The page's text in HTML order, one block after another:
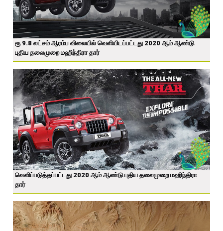
ரூ 9.8 லட்சம் ஆரம்ப விலையில் வெளியிடப்பட்டது 2020 ஆம் ஆண்டு
புதிய தலைமுறை மஹிந்திரா தார்
வெளிப்படுத்தப்பட்டது 2020 ஆம் ஆண்டு புதிய தலைமுறை மஹிந்திரா
தார்